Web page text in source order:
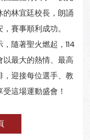
林宜廷校長，朗誦
賽事順利成功。
隨著聖火燃起，114
最大的熱情、最高
，迎接每位選手、教
這場運動盛會！